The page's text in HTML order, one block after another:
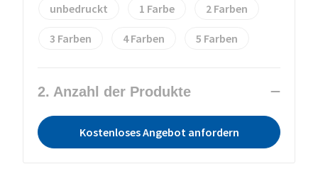
unbedruckt 1 2
3 4 5
2. Anzahl der Produkte
Kostenloses Angebot anfordern